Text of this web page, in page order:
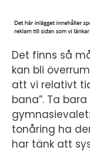
Det finns så
kan bli
att vi relativt
bana”. Ta
tonåring ha
har tänk att